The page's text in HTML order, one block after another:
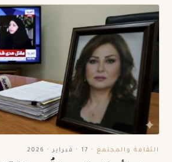
الثقافة والمجتمع · 17 · فبراير · 2026